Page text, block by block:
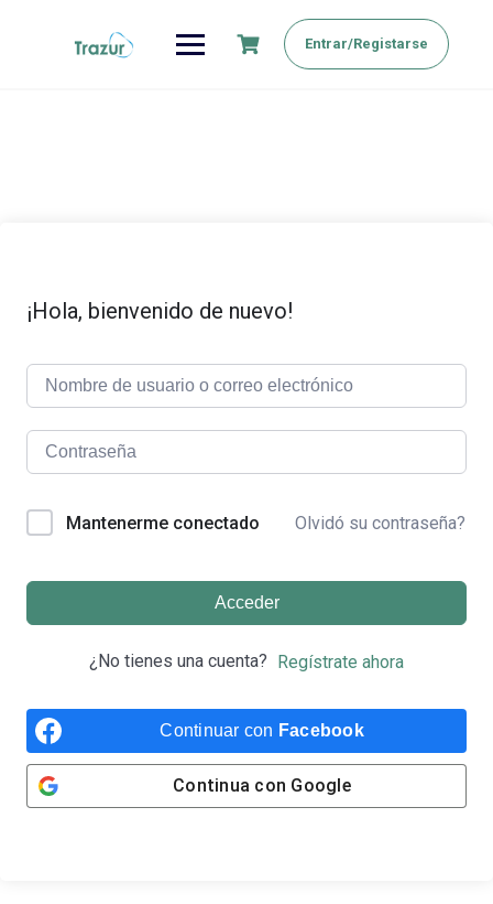
Entrar/Registarse
¡Hola, bienvenido de nuevo!
Mantenerme conectado Olvidó su contraseña?
Acceder
¿No tienes una cuenta? Regístrate ahora
Continuar con Facebook
Continua con Google